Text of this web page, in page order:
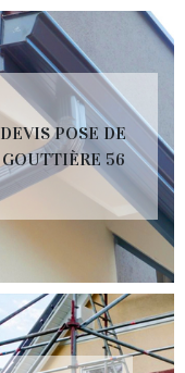
DEVIS POSE DE
GOUTTIÈRE 56